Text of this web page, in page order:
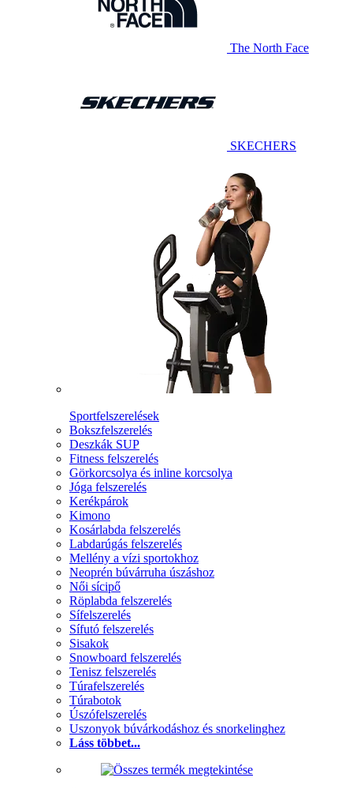
The North Face
SKECHERS
Sportfelszerelések
Bokszfelszerelés
Deszkák SUP
Fitness felszerelés
Görkorcsolya és inline korcsolya
Jóga felszerelés
Kerékpárok
Kimono
Kosárlabda felszerelés
Labdarúgás felszerelés
Mellény a vízi sportokhoz
Neoprén búvárruha úszáshoz
Női sícipő
Röplabda felszerelés
Sífelszerelés
Sífutó felszerelés
Sisakok
Snowboard felszerelés
Tenisz felszerelés
Túrafelszerelés
Túrabotok
Úszófelszerelés
Uszonyok búvárkodáshoz és snorkelinghez
Láss többet...